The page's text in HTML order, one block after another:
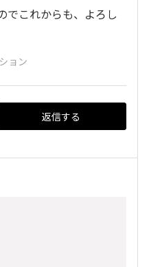
でこれからも、よろし
ョン
返信する